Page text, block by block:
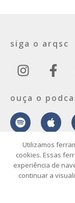
siga o arqsc
ouça o
sobre contato
Utilizamos
cookies. Essas
experiência de
continuar a